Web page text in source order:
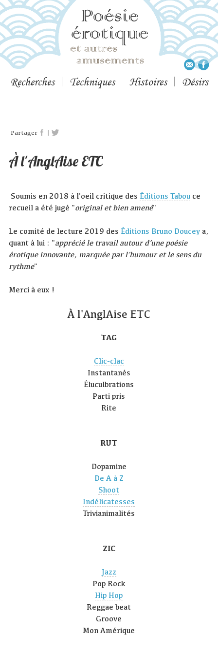
Recherches Techniques Histoires Désirs
Partager |
À l'AnglAise ETC
Soumis en 2018 à l'oeil critique des Éditions Tabou ce
recueil a été jugé "original et bien amené"
Le comité de lecture 2019 des Éditions Bruno Doucey a,
quant à lui : "apprécié le travail autour d’une poésie
érotique innovante, marquée par l’humour et le sens du
rythme"
Merci à eux !
À l'AnglAise ETC
TAG
Clic-clac
Instantanés
Éluculbrations
Parti pris
Rite
RUT
Dopamine
De A à Z
Shoot
Indélicatesses
Trivianimalités
ZIC
Jazz
Pop Rock
Hip Hop
Reggae beat
Groove
Mon Amérique